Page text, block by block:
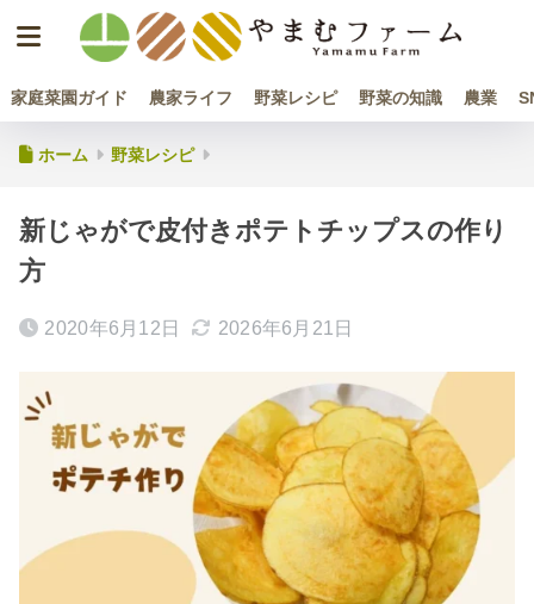
家庭菜園ガイド 農家ライフ 野菜レシピ 野菜の知識 農業
ホーム 野菜レシピ
新じゃがで皮付きポテトチップスの作り
方
2020年6月12日 2026年6月21日